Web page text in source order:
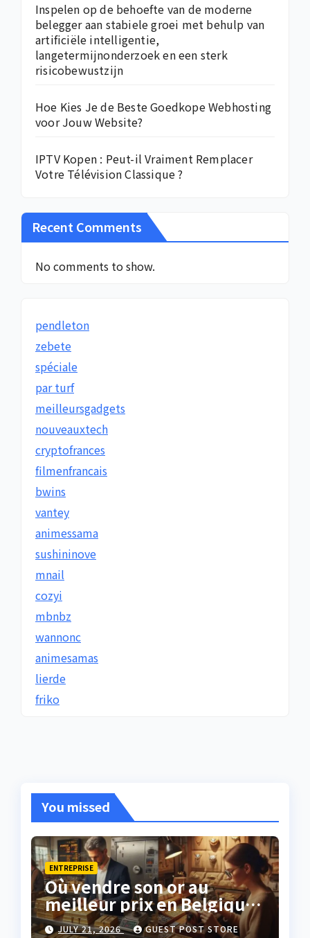
Inspelen op de behoefte van de moderne
belegger aan stabiele groei met behulp van
artificiële intelligentie,
langetermijnonderzoek en een sterk
risicobewustzijn
Hoe Kies Je de Beste Goedkope Webhosting
voor Jouw Website?
IPTV Kopen : Peut-il Vraiment Remplacer
Votre Télévision Classique ?
Recent Comments
No comments to show.
pendleton
zebete
spéciale
par turf
meilleursgadgets
nouveauxtech
cryptofrances
filmenfrancais
bwins
vantey
animessama
sushininove
mnail
cozyi
mbnbz
wannonc
animesamas
lierde
friko
You missed
ENTREPRISE
Où vendre son or au
meilleur prix en Belgique
? JULY 21, 2026 GUEST POST STORE